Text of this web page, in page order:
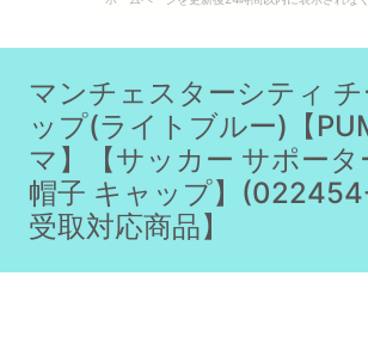
マンチェスターシティ チ
ップ(ライトブルー)【
マ】【サッカー サポータ
帽子 キャップ】
受取対応商品】